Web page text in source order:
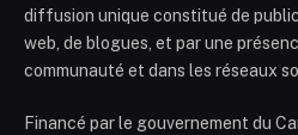
diffusion unique constitué de
web, de blogues, et par une
communauté et dans les réseaux
Financé par le gouvernement du